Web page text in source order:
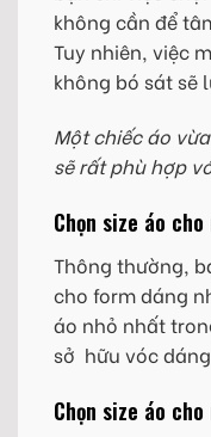
không cần để
Tuy nhiên, việc
không bó sát sẽ
Một chiếc áo
sẽ rất phù hợp
Chọn size áo
Thông thường,
cho form dáng
áo nhỏ nhất
sở hữu vóc
Chọn size áo